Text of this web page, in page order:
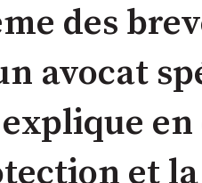
des
avocat
et la